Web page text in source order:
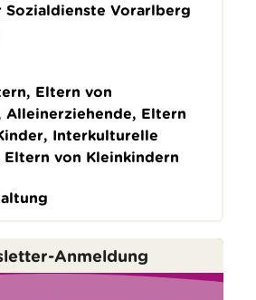
Vorarlberg
Eltern von
Alleinerziehende, Eltern
Interkulturelle
Eltern von Kleinkindern
Anmeldung